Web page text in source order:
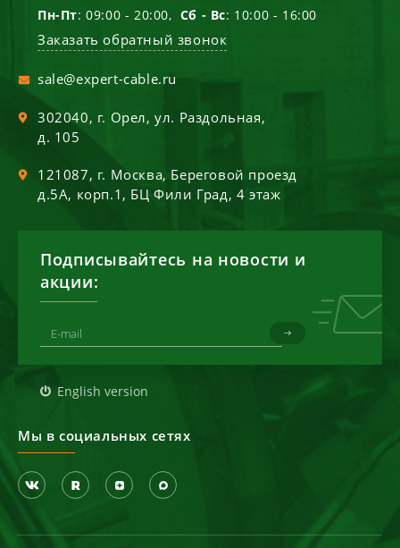
Пн-Пт: 09:00 - 20:00, Сб - Вс: 10:00 - 16:00
Заказать обратный звонок
sale@expert-cable.ru
302040, г. Орел,ул. Раздольная,
д. 105
121087, г. Москва, Береговой проезд
д.5А, корп.1, БЦ Фили Град, 4 этаж
Подписывайтесь на новости и
акции:
English version
Мы в социальных сетях